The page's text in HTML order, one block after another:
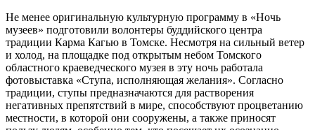
Не менее оригинальную культурную программу в «Ночь
музеев» подготовили волонтеры буддийского центра
традиции Карма Кагью в Томске. Несмотря на сильный ветер
и холод, на площадке под открытым небом Томского
областного краеведческого музея в эту ночь работала
фотовыставка «Ступа, исполняющая желания». Согласно
традиции, ступы предназначаются для растворения
негативных препятствий в мире, способствуют процветанию
местности, в которой они сооружены, а также приносят